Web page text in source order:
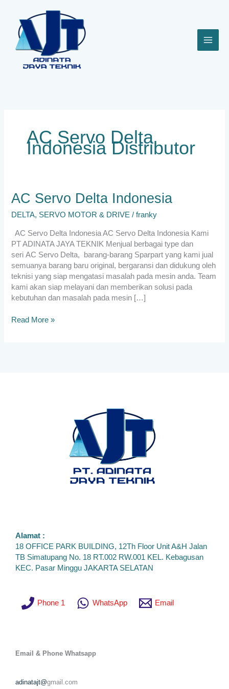
konten
AC Servo Delta
Indonesia Distributor
AC Servo Delta Indonesia
DELTA, SERVO MOTOR & DRIVE /franky
AC Servo Delta Indonesia AC Servo Delta Indonesia Kami
PT ADINATA JAYA TEKNIK Menjual berbagai type dan
seri AC Servo Delta, barang-barang Sparpart yang kami jual
semuanya barang baru original, bergaransi dan didukung oleh
teknisi yang siap mengatasi masalah pada mesin anda. Team
kami akan siap melayani dan memberikan solusi pada
kebutuhan dan masalah pada mesin […]
AC
Servo
Delta
Read More »
Alamat :
18 OFFICE PARK BUILDING, 12Th Floor Unit A&H Jalan
TB Simatupang No. 18 RT.002 RW.001 KEL. Kebagusan
KEC. Pasar Minggu JAKARTA SELATAN
Phone 1 WhatsApp Email
Email & Phone Whatsapp
adinatajt@gmail.com